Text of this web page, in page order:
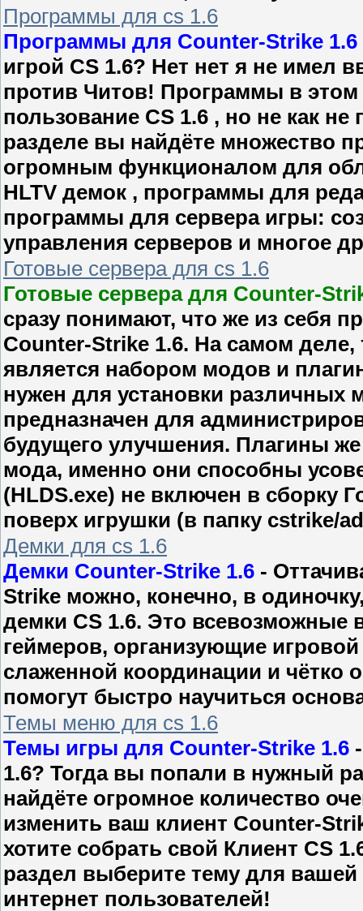
Программы для cs 1.6
Программы для Counter-Strike 1.6
игрой CS 1.6? Нет нет я не имел
против Читов! Программы в этом
пользование CS 1.6 , но не как
разделе вы найдёте множество
огромным функционалом для
HLTV демок , программы для
программы для сервера игры:
управления серверов и многое
Готовые сервера для cs 1.6
Готовые сервера для Counter-
сразу понимают, что же из себя
Counter-Strike 1.6. На самом
является набором модов и
нужен для установки различных
предназначен для
будущего улучшения. Плагины
мода, именно они способны
(HLDS.exe) не включен в сборку
поверх игрушки (в папку cstrike/
Демки для cs 1.6
Демки Counter-Strike 1.6 -
Strike можно, конечно, в
демки CS 1.6. Это
геймеров, организующие
слаженной координации и чётко
помогут быстро научиться
Темы меню для cs 1.6
Темы игры для Counter-Strike 1.6
1.6? Тогда вы попали в нужный
найдёте огромное количество
изменить ваш клиент Counter-
хотите собрать свой Клиент CS
раздел выберите тему для
интернет пользователей!